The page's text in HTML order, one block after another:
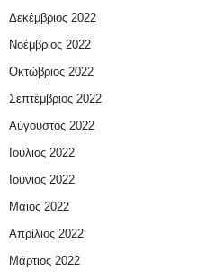
Δεκέμβριος 2022
Νοέμβριος 2022
Οκτώβριος 2022
Σεπτέμβριος 2022
Αύγουστος 2022
Ιούλιος 2022
Ιούνιος 2022
Μάιος 2022
Απρίλιος 2022
Μάρτιος 2022